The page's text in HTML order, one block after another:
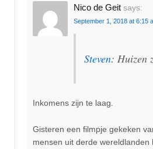
Nico de Geit says:
September 1, 2018 at 6:15
Steven: Huizen
Inkomens zijn te laag.
Gisteren een filmpje gekeken
mensen uit derde wereldlanden